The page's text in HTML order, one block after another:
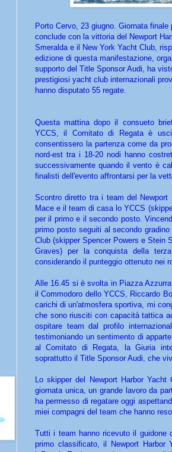
Porto Cervo, 23 giugno. Giornata
conclude con la vittoria del Newport
Smeralda e il New York Yacht Club,
edizione di questa manifestazione,
supporto del Title Sponsor Audi, ha
prestigiosi yacht club internazionali
hanno disputato 55 regate.
Questa mattina dopo il consueto
YCCS, il Comitato di Regata è
consentissero la partenza come da
nord-est tra i 18-20 nodi hanno
successivamente quando il vento è
finalisti dell'evento affrontarsi per la
Scontro diretto tra i team del
Mace e il team di casa lo YCCS
per il primo e il secondo posto.
primo posto seguiti al secondo
Club (skipper Spencer Powers e Stein
Graves) per la conquista della
considerando il punteggio ottenuto nei
Alle 16.45 si è svolta in Piazza
il Commodoro dello YCCS, Riccardo
carichi di un'atmosfera sportiva, mi
che sono riusciti con capacità tattica
ospitare team dal profilo
testimoniando un sentimento di
al Comitato di Regata, la Giuria
soprattutto il Title Sponsor Audi, che
Lo skipper del Newport Harbor
giornata unica, un grande lavoro da
ha permesso di regatare oggi
miei compagni del team che hanno
Tutti i team hanno ricevuto il guidone
primo classificato, il Newport Harbor